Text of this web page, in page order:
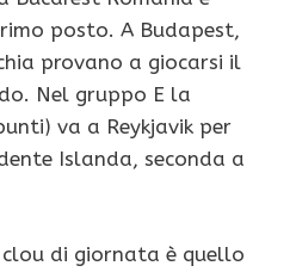
posto. A Budapest,
provano a giocarsi il
Nel gruppo E la
va a Reykjavik per
Islanda, seconda a
di giornata è quello